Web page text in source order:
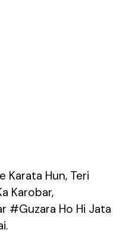
Karata Hun, Teri
Karobar,
#Guzara Ho Hi Jata